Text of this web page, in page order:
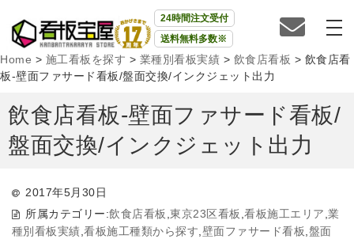
24時間注文受付
送料無料多数※
Home > 施工看板を探す > 業種別看板実績 > 飲食店看板 > 飲食店看
板-壁面ファサード看板/盤面交換/インクジェット出力
飲食店看板-壁面ファサード看板/
盤面交換/インクジェット出力
2017年5月30日
所属カテゴリー:飲食店看板 ,東京23区看板 ,看板施工エリア ,業
種別看板実績 ,看板施工種類から探す 壁面ファサード看板 盤面